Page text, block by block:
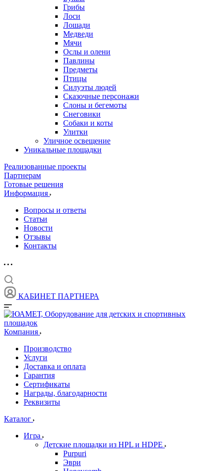
Грибы
Лоси
Лошади
Медведи
Мячи
Ослы и олени
Павлины
Предметы
Птицы
Силуэты людей
Сказочные персонажи
Слоны и бегемоты
Снеговики
Собаки и коты
Улитки
Уличное освещение
Уникальные площадки
Реализованные проекты
Партнерам
Готовые решения
Информация
Вопросы и ответы
Статьи
Новости
Отзывы
Контакты
КАБИНЕТ ПАРТНЕРА
Компания
Производство
Услуги
Доставка и оплата
Гарантия
Сертификаты
Награды, благодарности
Реквизиты
Каталог
Игра
Детские площадки из HPL и HDPE
Purpuri
Эври